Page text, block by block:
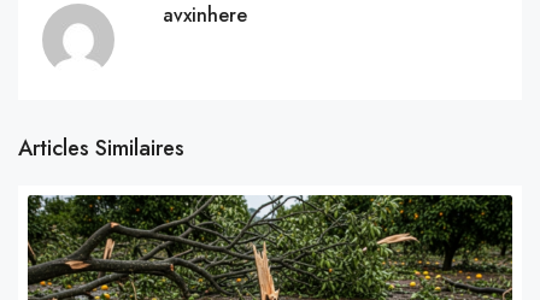
avxinhere
Articles Similaires